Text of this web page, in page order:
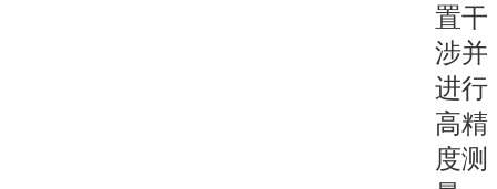
置干
涉并
进行
高精
度测